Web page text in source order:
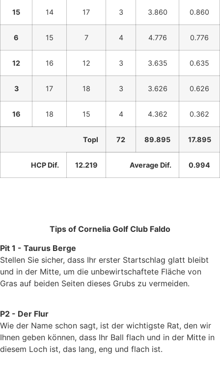
15 14 17 3 3.860 0.860
6 15 7 4 4.776 0.776
12 16 12 3 3.635 0.635
3 17 18 3 3.626 0.626
16 18 15 4 4.362 0.362
Topl 72 89.895 17.895
HCP Dif. 12.219 Average Dif. 0.994
Tips of Cornelia Golf Club Faldo
Pit 1 - Taurus Berge
Stellen Sie sicher, dass Ihr erster Startschlag glatt bleibt
und in der Mitte, um die unbewirtschaftete Fläche von
Gras auf beiden Seiten dieses Grubs zu vermeiden.
P2 - Der Flur
Wie der Name schon sagt, ist der wichtigste Rat, den wir
Ihnen geben können, dass Ihr Ball flach und in der Mitte in
diesem Loch ist, das lang, eng und flach ist.